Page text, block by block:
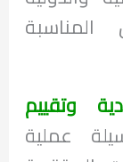
المناسبة
وتقييم
عملية